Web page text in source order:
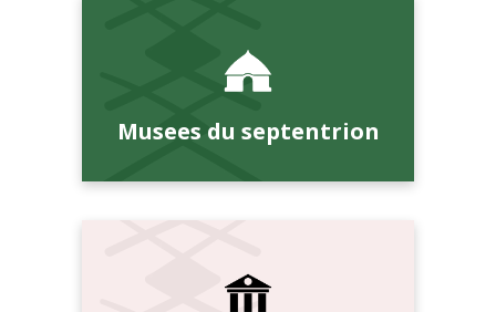
Musees du septentrion